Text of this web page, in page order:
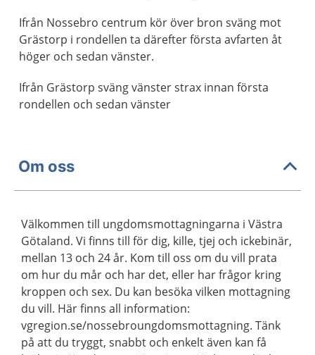
Ifrån Nossebro centrum kör över bron sväng mot
Grästorp i rondellen ta därefter första avfarten åt
höger och sedan vänster.
Ifrån Grästorp sväng vänster strax innan första
rondellen och sedan vänster
Om oss
Välkommen till ungdomsmottagningarna i Västra
Götaland. Vi finns till för dig, kille, tjej och ickebinär,
mellan 13 och 24 år. Kom till oss om du vill prata
om hur du mår och har det, eller har frågor kring
kroppen och sex. Du kan besöka vilken mottagning
du vill. Här finns all information:
vgregion.se/nossebroungdomsmottagning. Tänk
på att du tryggt, snabbt och enkelt även kan få